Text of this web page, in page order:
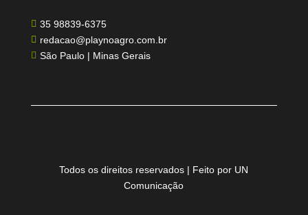
 35 98839-6375
 redacao@playnoagro.com.br
 São Paulo | Minas Gerais
Todos os direitos reservados | Feito por UN
Comunicação